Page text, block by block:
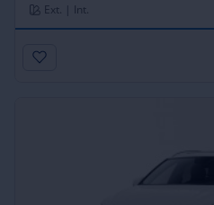
Ext. | Int.